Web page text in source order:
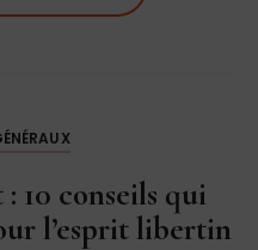
10 conseils qui
l’esprit libertin